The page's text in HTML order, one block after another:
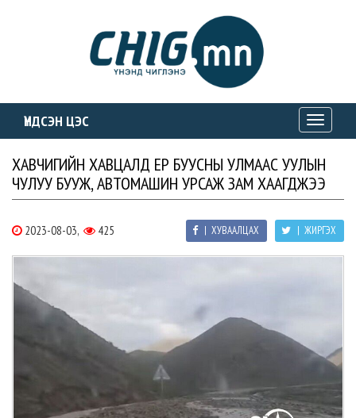
ҮНДСЭН ЦЭС
Toggle
ХАВЧИГИЙН ХАВЦАЛД ҮЕР БУУСНЫ УЛМААС УУЛЫН
ЧУЛУУ БУУЖ, АВТОМАШИН УРСАЖ ЗАМ ХААГДЖЭЭ
2023-08-03, 425 | ЖИРГЭХ
| ХУВААЛЦАХ